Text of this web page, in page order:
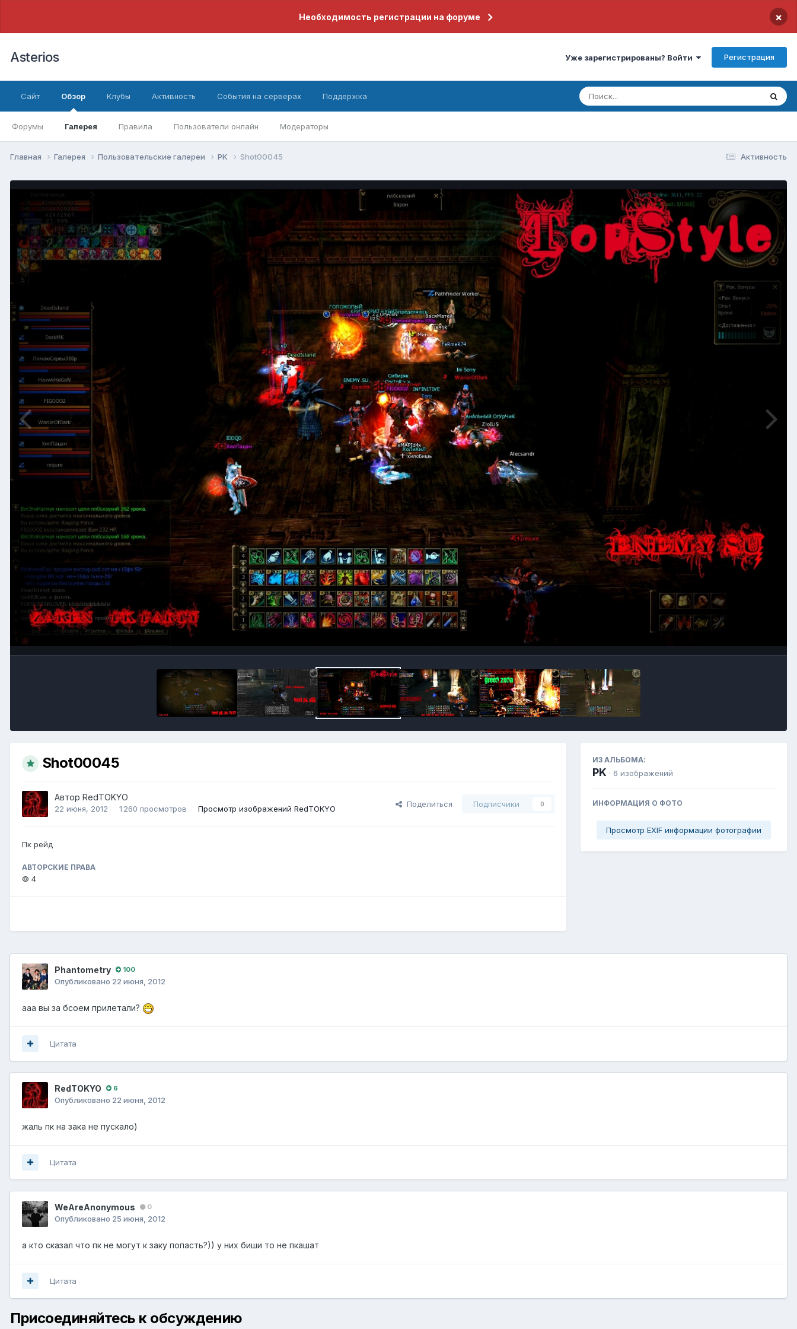
Необходимость регистрации на форуме ×
Asterios Уже зарегистрированы? Войти Регистрация
Сайт Обзор
Форумы Галерея Правила Пользователи онлайн Модераторы
Клубы Активность События на серверах Поддержка
Активность
Главная Галерея Пользовательские галереи PK Shot00045
Shot00045
Автор RedTOKYO
22 июня, 2012 1 260 просмотров Просмотр изображений RedTOKYO
Поделиться Подписчики 0
Пк рейд
АВТОРСКИЕ ПРАВА
© 4
ИЗ АЛЬБОМА:
PK · 6 изображений
ИНФОРМАЦИЯ О ФОТО
Просмотр EXIF информации фотографии
Phantometry 100
Опубликовано 22 июня, 2012
ааа вы за бсоем прилетали?
Цитата
RedTOKYO 6
Опубликовано 22 июня, 2012
жаль пк на зака не пускало)
Цитата
WeAreAnonymous 0
Опубликовано 25 июня, 2012
а кто сказал что пк не могут к заку попасть?)) у них биши то не пкашат
Цитата
Присоединяйтесь к обсуждению